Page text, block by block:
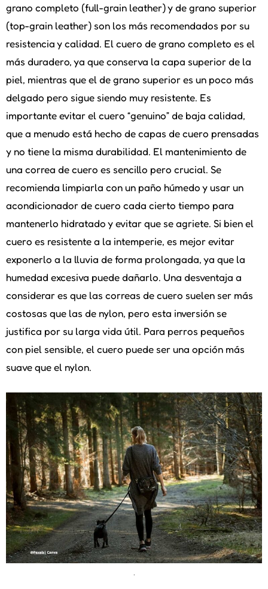
grano completo (full-grain leather) y de grano superior
(top-grain leather) son los más recomendados por su
resistencia y calidad. El cuero de grano completo es el
más duradero, ya que conserva la capa superior de la
piel, mientras que el de grano superior es un poco más
delgado pero sigue siendo muy resistente. Es
importante evitar el cuero “genuino” de baja calidad,
que a menudo está hecho de capas de cuero prensadas
y no tiene la misma durabilidad. El mantenimiento de
una correa de cuero es sencillo pero crucial. Se
recomienda limpiarla con un paño húmedo y usar un
acondicionador de cuero cada cierto tiempo para
mantenerlo hidratado y evitar que se agriete. Si bien el
cuero es resistente a la intemperie, es mejor evitar
exponerlo a la lluvia de forma prolongada, ya que la
humedad excesiva puede dañarlo. Una desventaja a
considerar es que las correas de cuero suelen ser más
costosas que las de nylon, pero esta inversión se
justifica por su larga vida útil. Para perros pequeños
con piel sensible, el cuero puede ser una opción más
suave que el nylon.
.